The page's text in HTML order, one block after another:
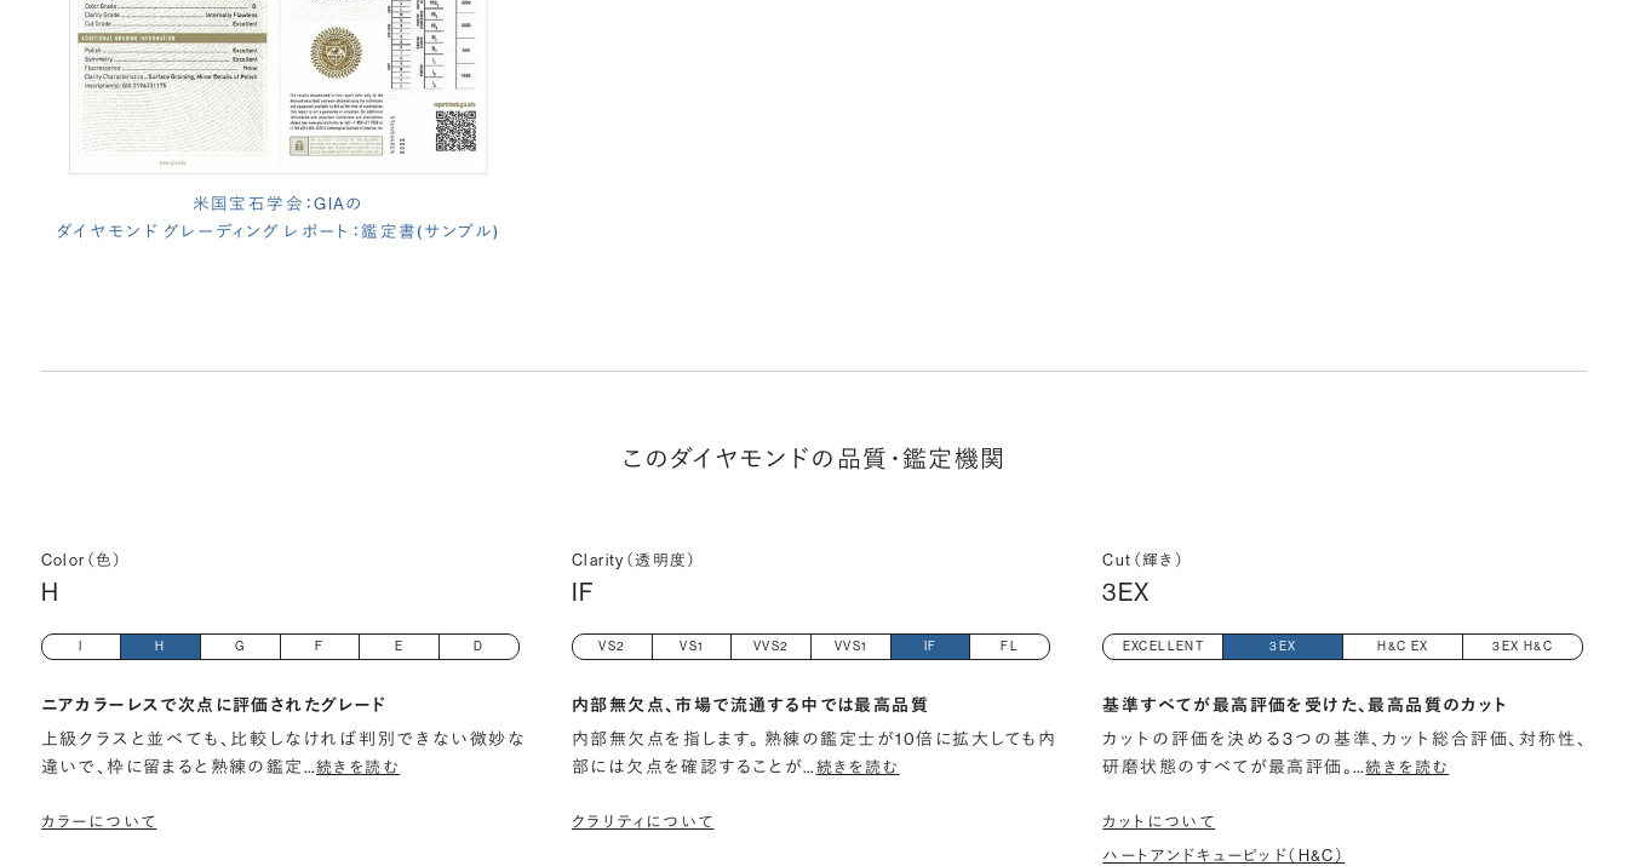
米国宝石学会：GIAの
ダイヤモンド グレーディング レポート：鑑定書(サンプル)
このダイヤモンドの品質・鑑定機関
Color（色）
H
H G F E D
ニアカラーレスで次点に評価されたグレード
上級クラスと並べても、比較しなければ判別できない微妙な
違いで、枠に留まると熟練の鑑定…続きを読む
カラーについて
Clarity（透明度）
IF
VS2 VS1 VVS2 VVS1 IF FL
内部無欠点、市場で流通する中では最高品質
内部無欠点を指します。 熟練の鑑定士が10倍に拡大しても内
部には欠点を確認することが… 続きを読む
クラリティについて
Cut（輝き）
3EX
EXCELLENT 3EX H&C EX 3EX H&C
基準すべてが最高評価を受けた、最高品質のカット
カットの評価を決める3つの基準、カット総合評価、対称性、
研磨状態のすべてが最高評価。…続きを読む
カットについて
ハートアンドキューピッド（H&C）